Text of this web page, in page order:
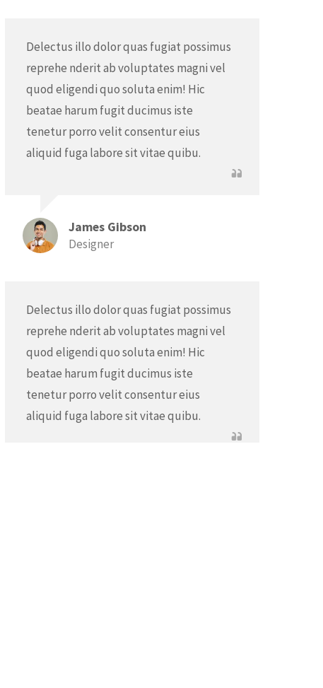
Delectus illo dolor quas fugiat possimus
reprehe nderit ab voluptates magni vel
quod eligendi quo soluta enim! Hic
beatae harum fugit ducimus iste
tenetur porro velit consentur eius
aliquid fuga labore sit vitae quibu.
James Gibson
Designer
Delectus illo dolor quas fugiat possimus
reprehe nderit ab voluptates magni vel
quod eligendi quo soluta enim! Hic
beatae harum fugit ducimus iste
tenetur porro velit consentur eius
aliquid fuga labore sit vitae quibu.